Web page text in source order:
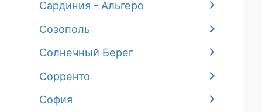
Сардиния - Альгеро
Созополь
Солнечный Берег
Сорренто
София